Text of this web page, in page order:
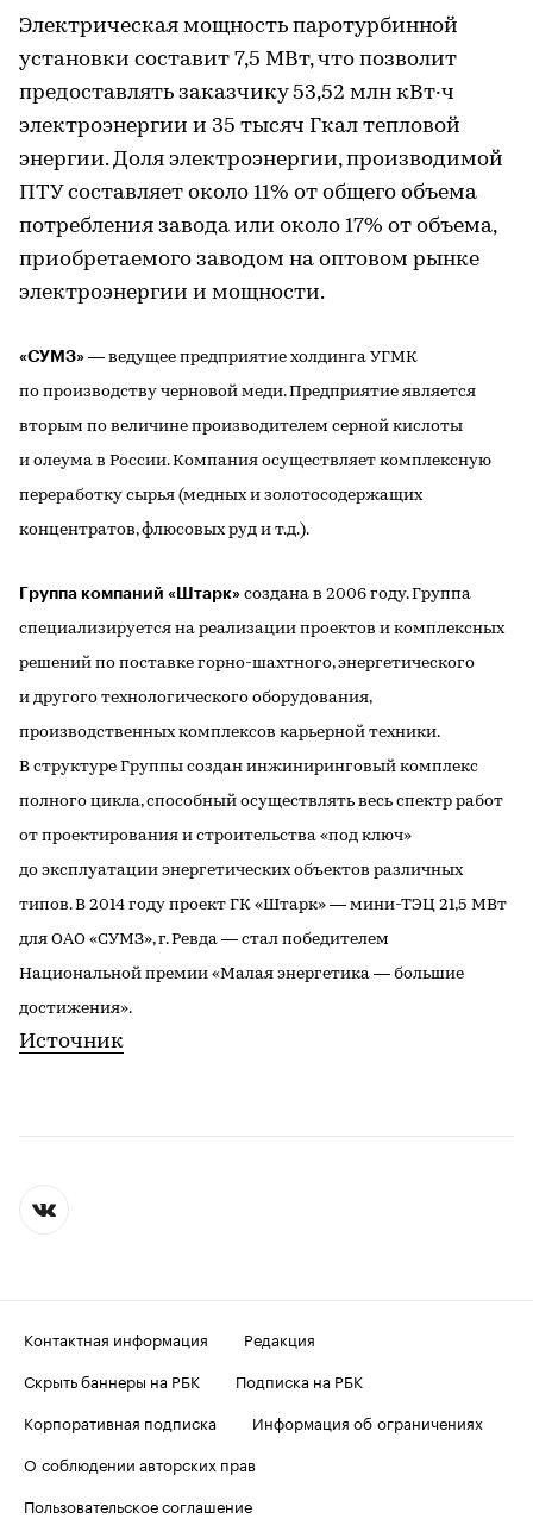
Электрическая мощность паротурбинной
установки составит 7,5 МВт, что позволит
предоставлять заказчику 53,52 млн кВт·ч
электроэнергии и 35 тысяч Гкал тепловой
энергии. Доля электроэнергии, производимой
ПТУ составляет около 11% от общего объема
потребления завода или около 17% от объема,
приобретаемого заводом на оптовом рынке
электроэнергии и мощности.
«СУМЗ» — ведущее предприятие холдинга УГМК
по производству черновой меди. Предприятие является
вторым по величине производителем серной кислоты
и олеума в России. Компания осуществляет комплексную
переработку сырья (медных и золотосодержащих
концентратов, флюсовых руд и т.д.).
Группа компаний «Штарк» создана в 2006 году. Группа
специализируется на реализации проектов и комплексных
решений по поставке горно-шахтного, энергетического
и другого технологического оборудования,
производственных комплексов карьерной техники.
В структуре Группы создан инжиниринговый комплекс
полного цикла, способный осуществлять весь спектр работ
от проектирования и строительства «под ключ»
до эксплуатации энергетических объектов различных
типов. В 2014 году проект ГК «Штарк» — мини-ТЭЦ 21,5 МВт
для ОАО «СУМЗ», г. Ревда — стал победителем
Национальной премии «Малая энергетика — большие
достижения».
Источник
Контактная информация
Редакция
Скрыть баннеры на РБК
Подписка на РБК
Корпоративная подписка
Информация об ограничениях
О соблюдении авторских прав
Пользовательское соглашение